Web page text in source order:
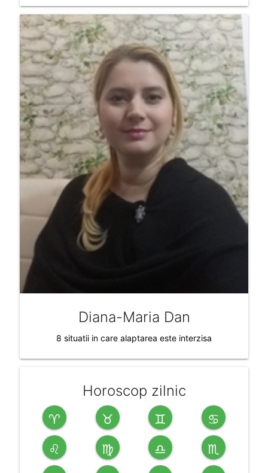
Diana-Maria Dan
8 situatii in care alaptarea este interzisa
Horoscop zilnic
♈ ♉ ♊ ♋
♌ ♍ ♎ ♏